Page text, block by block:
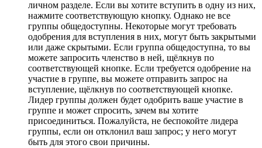
личном разделе. Если вы хотите вступить в одну из них,
нажмите соответствующую кнопку. Однако не все
группы общедоступны. Некоторые могут требовать
одобрения для вступления в них, могут быть закрытыми
или даже скрытыми. Если группа общедоступна, то вы
можете запросить членство в ней, щёлкнув по
соответствующей кнопке. Если требуется одобрение на
участие в группе, вы можете отправить запрос на
вступление, щёлкнув по соответствующей кнопке.
Лидер группы должен будет одобрить ваше участие в
группе и может спросить, зачем вы хотите
присоединиться. Пожалуйста, не беспокойте лидера
группы, если он отклонил ваш запрос; у него могут
быть для этого свои причины.